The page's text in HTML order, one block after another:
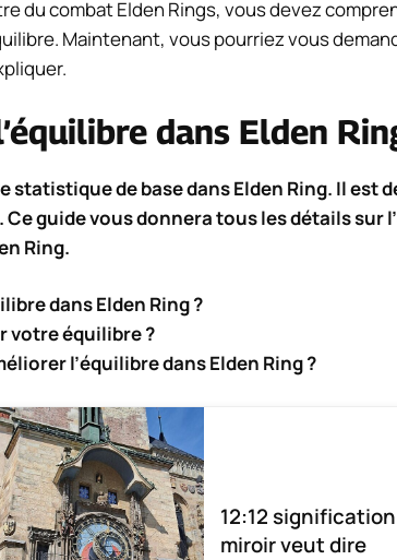
du combat Elden Rings, vous devez
Maintenant, vous pourriez vous
dans Elden
statistique de base dans Elden Ring. Il est
Ce guide vous donnera tous les détails sur
Ring.
dans Elden Ring ?
votre équilibre ?
l’équilibre dans Elden Ring ?
12:12
miroir veut dire